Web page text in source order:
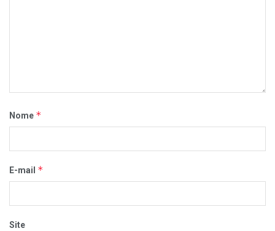
Nome *
E-mail *
Site